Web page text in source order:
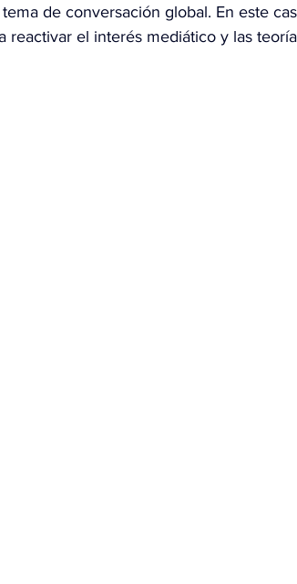
de conversación global. En este
reactivar el interés mediático y las